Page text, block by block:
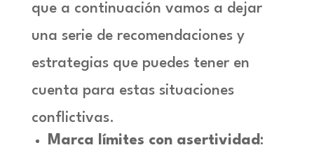
que a continuación vamos a dejar
una serie de recomendaciones y
estrategias que puedes tener en
cuenta para estas situaciones
conflictivas.
Marca límites con asertividad :